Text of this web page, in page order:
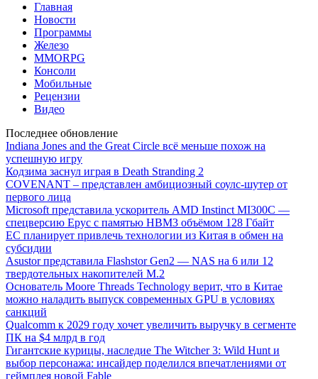
Главная
Новости
Программы
Железо
MMORPG
Консоли
Мобильные
Рецензии
Видео
Последнее обновление
Indiana Jones and the Great Circle всё меньше похож на
успешную игру
Кодзима заснул играя в Death Stranding 2
COVENANT – представлен амбициозный соулс-шутер от
первого лица
Microsoft представила ускоритель AMD Instinct MI300C —
спецверсию Epyc с памятью HBM3 объёмом 128 Гбайт
ЕС планирует привлечь технологии из Китая в обмен на
субсидии
Asustor представила Flashstor Gen2 — NAS на 6 или 12
твердотельных накопителей M.2
Основатель Moore Threads Technology верит, что в Китае
можно наладить выпуск современных GPU в условиях
санкций
Qualcomm к 2029 году хочет увеличить выручку в сегменте
ПК на $4 млрд в год
Гигантские курицы, наследие The Witcher 3: Wild Hunt и
выбор персонажа: инсайдер поделился впечатлениями от
геймплея новой Fable